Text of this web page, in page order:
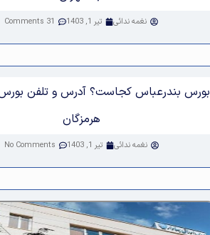
نغمه ندائی تیر 1, 1403 31 Comments
بورس بندرعباس کجاست؟ آدرس و تلفن
هرمزگان
نغمه ندائی تیر 1, 1403 No Comments